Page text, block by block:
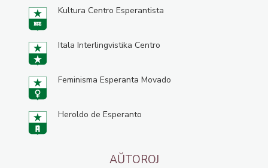
Kultura Centro Esperantista
Itala Interlingvistika Centro
Feminisma Esperanta Movado
Heroldo de Esperanto
AŬTOROJ